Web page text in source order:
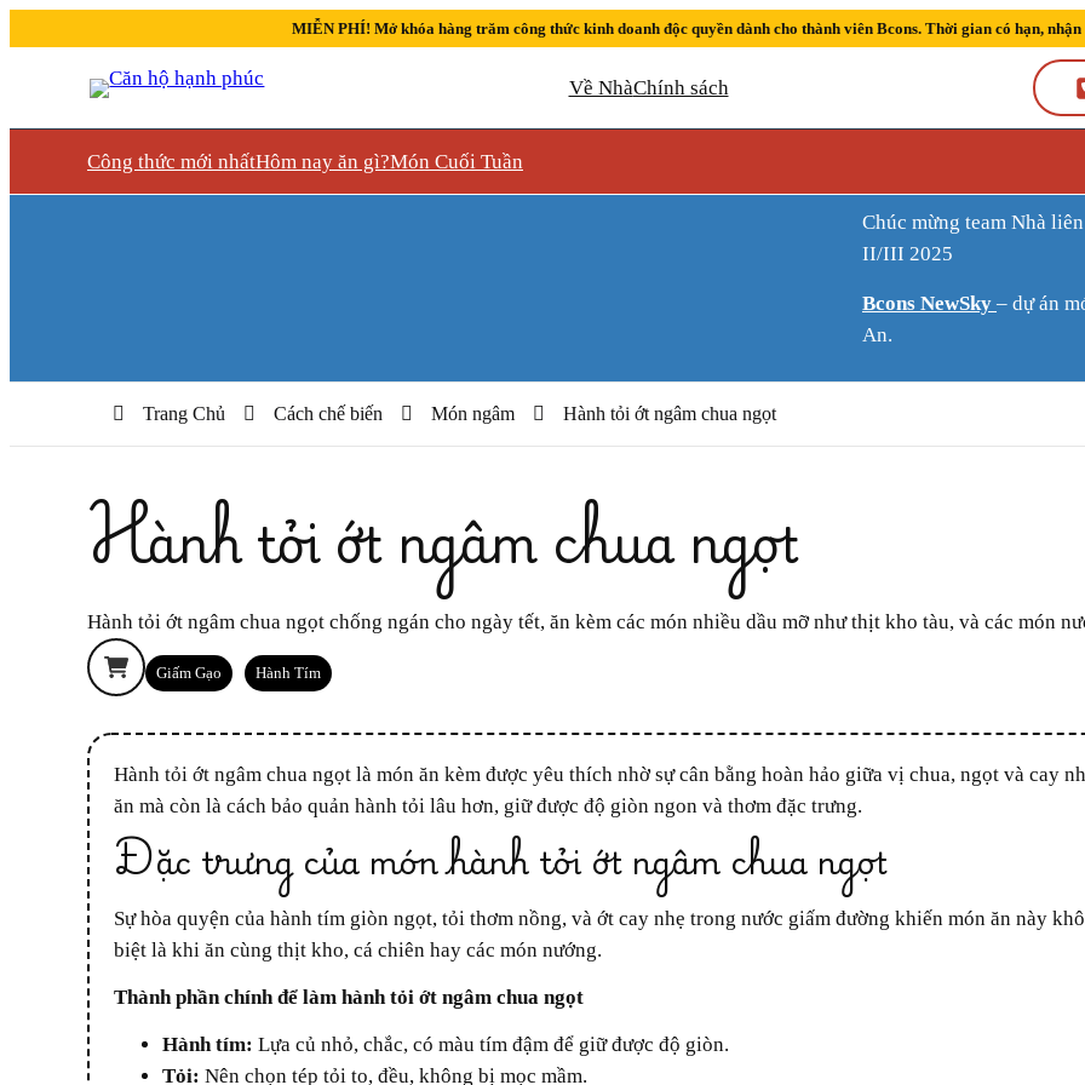
MIỄN PHÍ! Mở khóa hàng trăm công thức kinh doanh độc quyền dành cho thành viên Bcons. Thời gian có hạn,
Về NhàChính sách
Công thức mới nhấtHôm nay ăn gì?Món Cuối Tuần
Chúc mừng team Nhà liên tiếp đạt thành tích Sàn kinh doanh xuất sắc quý
II/III 2025
Bcons NewSky – dự án
An.
Trang Chủ Cách chế biến Món ngâm Hành tỏi ớt ngâm chua ngọt
Hành tỏi ớt ngâm chua ngọt
Hành tỏi ớt ngâm chua ngọt chống ngán cho ngày tết, ăn kèm các món nhiều dầu mỡ như thịt kho tàu, và các món
Giấm Gạo Hành Tím
Hành tỏi ớt ngâm chua ngọt là món ăn kèm được yêu thích nhờ sự cân bằng hoàn hảo giữa vị chua, ngọt và cay nhẹ. Món này không chỉ giúp tăng hương vị cho bữa
ăn mà còn là cách bảo quản hành tỏi lâu hơn, giữ được độ giòn ngon và thơm đặc trưng.
Đặc trưng của món hành tỏi ớt ngâm chua ngọt
Sự hòa quyện của hành tím giòn ngọt, tỏi thơm nồng, và ớt cay nhẹ trong nước giấm đường khiến món ăn này không thể thiếu trong những bữa cơm gia đình, đặc
biệt là khi ăn cùng thịt kho, cá chiên hay các món nướng.
Thành phần chính để làm hành tỏi ớt ngâm chua ngọt
Hành tím: Lựa củ nhỏ, chắc, có màu tím đậm để giữ được độ giòn.
Tỏi: Nên chọn tép tỏi to, đều, không bị mọc mầm.